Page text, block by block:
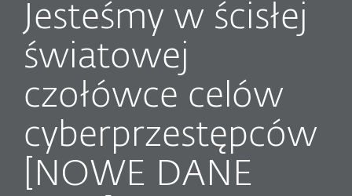
Jesteśmy w ścisłej
światowej
czołówce celów
cyberprzestępców
[NOWE DANE